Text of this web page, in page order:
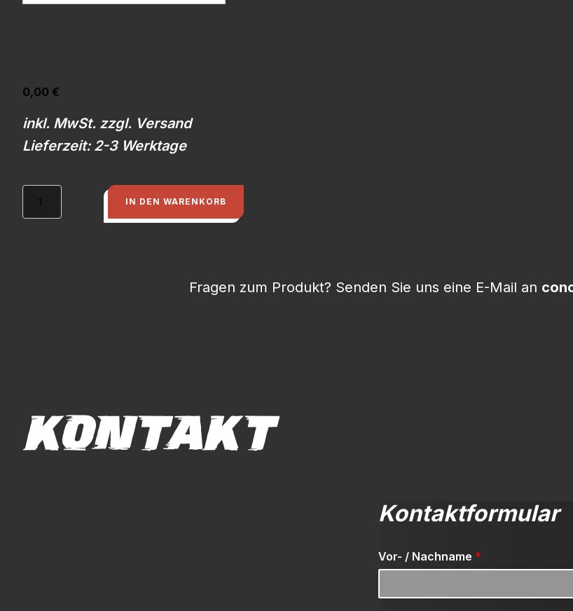
0,00 €
inkl. MwSt. zzgl. Versand
Lieferzeit: 2-3 Werktage
Scheibe
IN DEN WARENKORB
Fragen zum Produkt? Senden Sie uns eine E-Mail an
KONTAKT
Kontaktformular
Vor- / Nachname *